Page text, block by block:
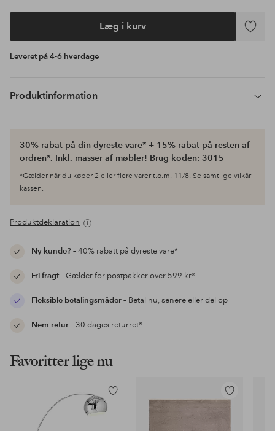
Læg i kurv
Tilføj
Leveret på 4-6 hverdage
Produktinformation
30% rabat på din dyreste vare* + 15% rabat på resten af
ordren*. Inkl. masser af møbler! Brug koden: 3015
*Gælder når du køber 2 eller flere varer t.o.m. 11/8. Se samtlige vilkår i
kassen.
Produktdeklaration
Ny kunde?– 40% rabatt på dyreste vare*
Fri fragt– Gælder for postpakker over 599 kr*
Fleksible betalingsmåder– Betal nu, senere eller del op
Nem retur– 30 dages returret*
Favoritter lige nu
Tilføj
til
Tilføj